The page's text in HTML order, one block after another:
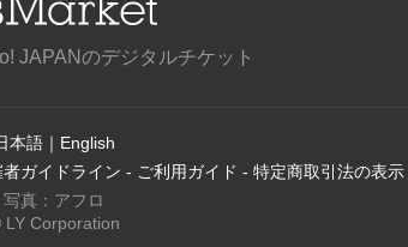
JAPANのデジタルチケット
本語 ｜ English
者ガイドライン - ご利用ガイド - 特定商取引法の表示
写真：アフロ
LY Corporation